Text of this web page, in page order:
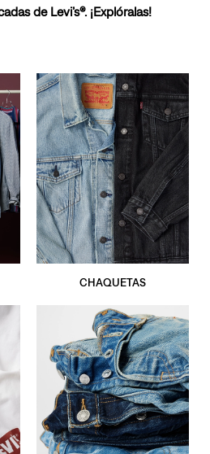
de Levi’s®. ¡Explóralas!
CHAQUETAS